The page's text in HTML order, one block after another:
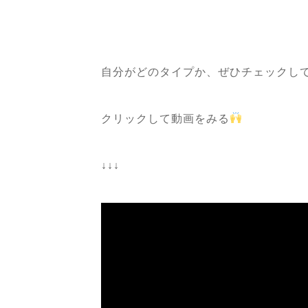
自分がどのタイプか、ぜひチェックし
クリックして動画をみる
↓↓↓